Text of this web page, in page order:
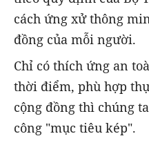
cách ứng xử thông
đồng của mỗi người.
Chỉ có thích ứng an
thời điểm, phù hợp
cộng đồng thì chúng
công "mục tiêu kép".